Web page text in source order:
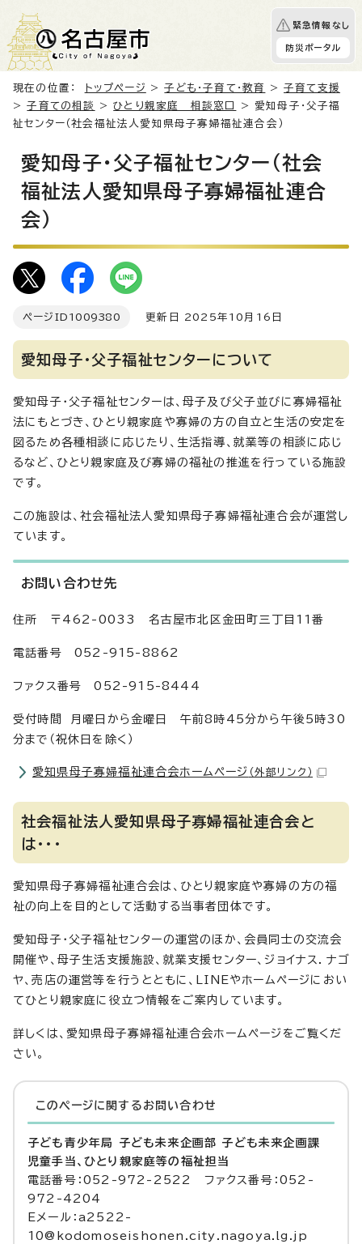
緊急情報なし
防災ポータル
現在の位置： トップページ >子ども・子育て・教育 >子育て支援
>子育ての相談 >ひとり親家庭 相談窓口
> 愛知母子・父子福
祉センター（社会福祉法人愛知県母子寡婦福祉連合会）
愛知母子・父子福祉センター（社会
福祉法人愛知県母子寡婦福祉連合
会）
ページID 1009380 更新日 2025年10月16日
愛知母子・父子福祉センターについて
愛知母子・父子福祉センターは、母子及び父子並びに寡婦福祉
法にもとづき、ひとり親家庭や寡婦の方の自立と生活の安定を
図るため各種相談に応じたり、生活指導、就業等の相談に応じ
るなど、ひとり親家庭及び寡婦の福祉の推進を行っている施設
です。
この施設は、社会福祉法人愛知県母子寡婦福祉連合会が運営し
ています。
お問い合わせ先
住所 〒462-0033 名古屋市北区金田町三丁目11番
電話番号 052-915-8862
ファクス番号 052-915-8444
受付時間 月曜日から金曜日 午前8時45分から午後5時30
分まで（祝休日を除く）
愛知県母子寡婦福祉連合会ホームページ （外部リンク）
社会福祉法人愛知県母子寡婦福祉連合会と
は・・・
愛知県母子寡婦福祉連合会は、ひとり親家庭や寡婦の方の福
祉の向上を目的として活動する当事者団体です。
愛知母子・父子福祉センターの運営のほか、会員同士の交流会
開催や、母子生活支援施設、就業支援センター、ジョイナス．ナゴ
ヤ、売店の運営等を行うとともに、LINEやホームページにおい
てひとり親家庭に役立つ情報をご案内しています。
詳しくは、愛知県母子寡婦福祉連合会ホームページをご覧くだ
さい。
このページに関する お問い合わせ
子ども青少年局 子ども未来企画部 子ども未来企画課
児童手当、ひとり親家庭等の福祉担当
電話番号：052-972-2522 ファクス番号：052-
972-4204
Eメール：a2522-
10@kodomoseishonen.city.nagoya.lg.jp